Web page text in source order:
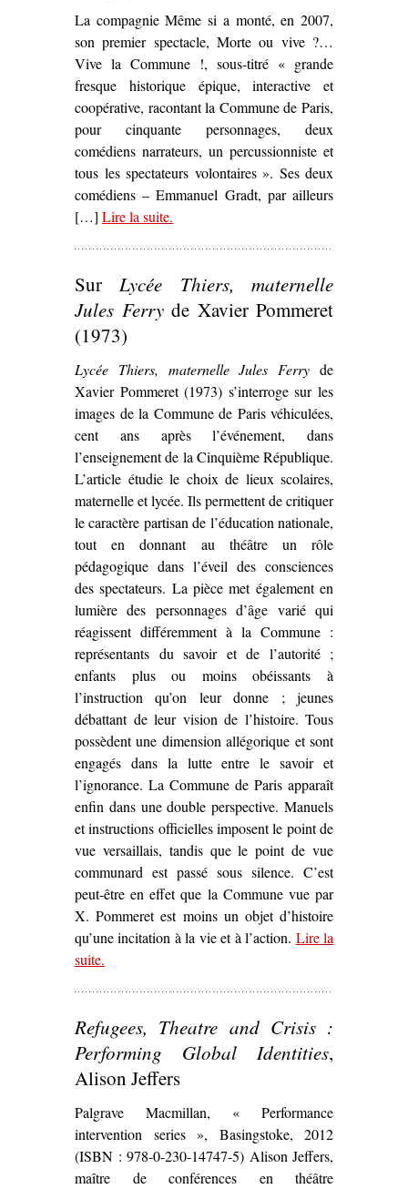
La compagnie Même si a monté, en 2007,
son premier spectacle, Morte ou vive ?…
Vive la Commune !, sous-titré « grande
fresque historique épique, interactive et
coopérative, racontant la Commune de Paris,
pour cinquante personnages, deux
comédiens narrateurs, un percussionniste et
tous les spectateurs volontaires ». Ses deux
comédiens – Emmanuel Gradt, par ailleurs
[…] Lire la suite– ‘La Commune de Paris par la
.
SurLycée Thiers, maternelle
Jules Ferryde Xavier Pommeret
(1973)
Lycée Thiers, maternelle Jules Ferry de
Xavier Pommeret (1973) s’interroge sur les
images de la Commune de Paris véhiculées,
cent ans après l’événement, dans
l’enseignement de la Cinquième République.
L’article étudie le choix de lieux scolaires,
maternelle et lycée. Ils permettent de critiquer
le caractère partisan de l’éducation nationale,
tout en donnant au théâtre un rôle
pédagogique dans l’éveil des consciences
des spectateurs. La pièce met également en
lumière des personnages d’âge varié qui
réagissent différemment à la Commune :
représentants du savoir et de l’autorité ;
enfants plus ou moins obéissants à
l’instruction qu’on leur donne ; jeunes
débattant de leur vision de l’histoire. Tous
possèdent une dimension allégorique et sont
engagés dans la lutte entre le savoir et
l’ignorance. La Commune de Paris apparaît
enfin dans une double perspective. Manuels
et instructions officielles imposent le point de
vue versaillais, tandis que le point de vue
communard est passé sous silence. C’est
peut-être en effet que la Commune vue par
X. Pommeret est moins un objet d’histoire
qu’une incitation à la vie et à l’action. Lire la
suite– ‘Sur
.
Refugees, Theatre and Crisis :
Performing Global Identities,
Alison Jeffers
Palgrave Macmillan, « Performance
intervention series », Basingstoke, 2012
(ISBN : 978-0-230-14747-5) Alison Jeffers,
maître de conférences en théâtre